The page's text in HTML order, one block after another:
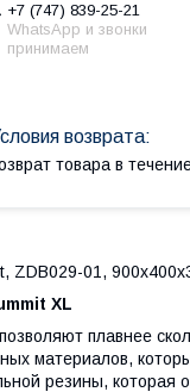
+7 (747) 839-25-21
WhatsApp и звонки
принимаем
товара в
ZDB029-01,
XL
плавнее
материалов,
резины, которая